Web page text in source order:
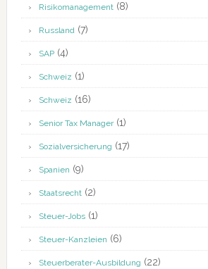
Risikomanagement(8)
Russland(7)
SAP(4)
Schweiz (1)
Schweiz (16)
Senior Tax Manager(1)
Sozialversicherung (17)
Spanien (9)
Staatsrecht(2)
Steuer-Jobs(1)
Steuer-Kanzleien (6)
Steuerberater-Ausbildung (22)